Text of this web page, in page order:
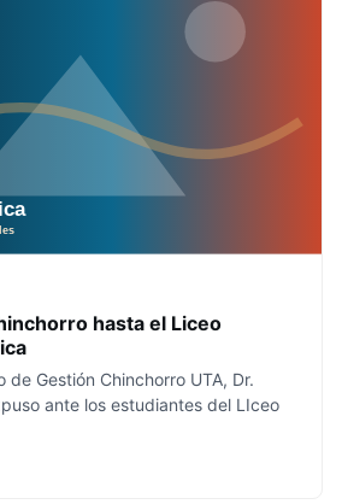
hasta el Liceo
de Gestión Chinchorro UTA, Dr.
ante los estudiantes del LIceo